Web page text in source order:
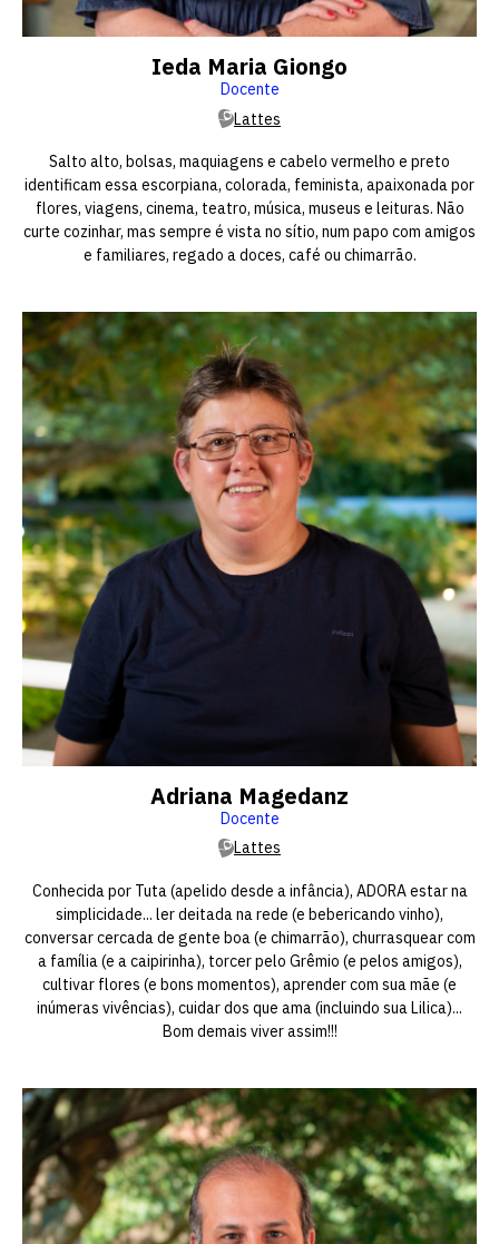
Ieda Maria Giongo
Docente
Lattes
Salto alto, bolsas, maquiagens e cabelo vermelho e preto
identificam essa escorpiana, colorada, feminista, apaixonada por
flores, viagens, cinema, teatro, música, museus e leituras. Não
curte cozinhar, mas sempre é vista no sítio, num papo com amigos
e familiares, regado a doces, café ou chimarrão.
Adriana Magedanz
Docente
Lattes
Conhecida por Tuta (apelido desde a infância), ADORA estar na
simplicidade... ler deitada na rede (e bebericando vinho),
conversar cercada de gente boa (e chimarrão), churrasquear com
a família (e a caipirinha), torcer pelo Grêmio (e pelos amigos),
cultivar flores (e bons momentos), aprender com sua mãe (e
inúmeras vivências), cuidar dos que ama (incluindo sua Lilica)...
Bom demais viver assim!!!